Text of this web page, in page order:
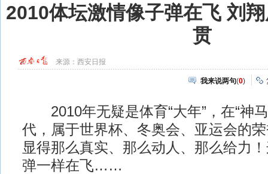
2010体坛激情像子弹在飞 刘
贯
来源： 西安日报
我来说两句(0)
2010年无疑是体育“大年”，在“神马
代，属于世界杯、冬奥会、亚运会的
显得那么真实、那么动人、那么给力
弹一样在飞……